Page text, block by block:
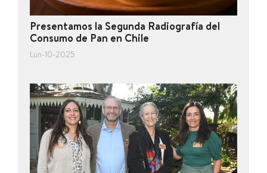
Presentamos la Segunda Radiografía del
Consumo de Pan en Chile
Lun-10-2025